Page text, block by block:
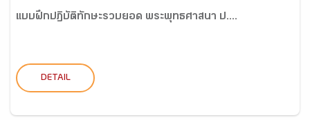
แบบฝึกปฏิบัติทักษะรวบยอด พระพุทธศาสนา ป....
DETAIL